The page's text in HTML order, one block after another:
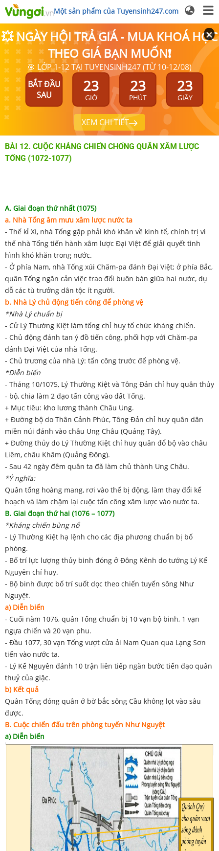
Một sản phẩm của Tuyensinh247.com
💥 NGÀY HỘI TRẢ GIÁ - MUA KHOÁ HỌC
THEO GIÁ BẠN MUỐN❗
🎯 LỚP 1-12 TẠI TUYENSINH247 (TỪ 10-12/08)
BẮT ĐẦU
SAU
23
GIỜ
23
PHÚT
23
GIÂY
XEM CHI TIẾT
BÀI 12. CUỘC KHÁNG CHIẾN CHỐNG QUÂN XÂM LƯỢC
TỐNG (1072-1077)
A. Giai đoạn thứ nhất (1075)
a. Nhà Tống âm mưu xâm lược nước ta
- Thế kỉ XI, nhà Tống gặp phải khó khăn về kinh tế, chính trị vì
thế nhà Tống tiến hành xâm lược Đại Việt để giải quyết tình
hình khó khăn trong nước.
- Ở phía Nam, nhà Tống xúi Chăm-pa đánh Đại Việt; ở phía Bắc,
quân Tống ngăn cản việc trao đổi buôn bán giữa hai nước, dụ
dỗ các tù trưởng dân tộc ít người.
b. Nhà Lý chủ động tiến công để phòng vệ
*Nhà Lý chuẩn bị
- Cử Lý Thường Kiệt làm tổng chỉ huy tổ chức kháng chiến.
- Chủ động đánh tan ý đồ tiến công, phối hợp với Chăm-pa
đánh Đại Việt của nhà Tống.
- Chủ trương của nhà Lý: tấn công trước để phòng vệ.
*Diễn biến
- Tháng 10/1075, Lý Thường Kiệt và Tông Đản chỉ huy quân thủy
- bộ, chia làm 2 đạo tấn công vào đất Tống.
+ Mục tiêu: kho lương thành Châu Ung.
+ Đường bộ do Thân Cảnh Phúc, Tông Đản chỉ huy quân dân
miền núi đánh vào châu Ung Châu (Quảng Tây).
+ Đường thủy do Lý Thường Kiệt chỉ huy quân đổ bộ vào châu
Liêm, châu Khâm (Quảng Đông).
- Sau 42 ngày đêm quân ta đã làm chủ thành Ung Châu.
*Ý nghĩa:
Quân tống hoàng mang, rơi vào thế bị động, làm thay đổi kế
hoạch và làm chậm lại cuộc tấn công xâm lược vào nước ta.
B. Giai đoạn thứ hai (1076 – 1077)
*Kháng chiến bùng nổ
- Lý Thường Kiệt hạ lệnh cho các địa phương chuẩn bị bố
phòng.
- Bố trí lực lượng thủy binh đóng ở Đông Kênh do tướng Lý Kế
Nguyên chỉ huy.
- Bộ binh được bố trí suốt dọc theo chiến tuyến sông Như
Nguyệt.
a) Diễn biến
- Cuối năm 1076, quân Tống chuẩn bị 10 vạn bộ binh, 1 vạn
ngựa chiến và 20 vạn phu.
- Đầu 1077, 30 vạn Tống vượt cửa ải Nam Quan qua Lạng Sơn
tiến vào nước ta.
- Lý Kế Nguyên đánh 10 trận liên tiếp ngăn bước tiến đạo quân
thuỷ của giặc.
b) Kết quả
Quân Tống đóng quân ở bờ bắc sông Cầu không lọt vào sâu
được.
B. Cuộc chiến đấu trên phòng tuyến Như Nguyệt
a) Diễn biến